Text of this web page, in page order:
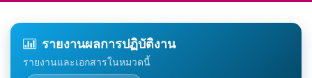
รายงานผลการปฏิบัติงาน
รายงานและเอกสารในหมวดนี้